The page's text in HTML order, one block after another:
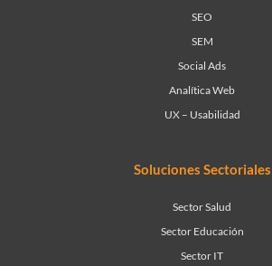
SEO
SEM
Social Ads
Analítica Web
UX – Usabilidad
Soluciones Sectoriales
Sector Salud
Sector Educación
Sector IT